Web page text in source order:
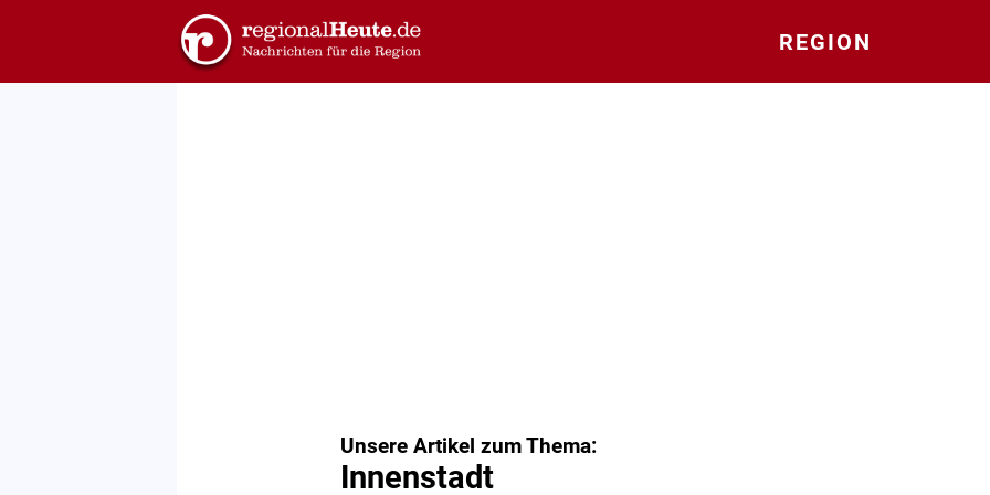
REGION
Unsere Artikel zum Thema:
Innenstadt